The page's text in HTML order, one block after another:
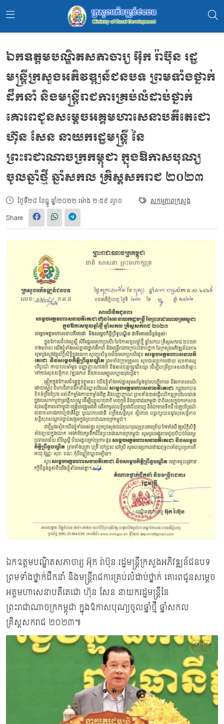
ឯកឧត្ដមបណ្ឌិតសភាចារ្យ អ៊ុក រ៉ាប៊ុន រដ្ឋ
មន្ត្រីក្រសួងអភិវឌ្ឍន៍ជនបទ ព្រមទាំងថ្នាក់
ដឹកនាំ និងមន្រ្ដីរាជការគ្រប់លំដាប់ថ្នាក់
គោរពជូនសម្តេចអគ្គមហាសេនាបតីតេជោ
ហ៊ុន សែន នាយករដ្ឋមន្ត្រី នៃ
ព្រះរាជាណាចក្រកម្ពុជា ក្នុងឱកាសបុណ្យ
ចូលឆ្នាំថ្មី ឆ្នាំសកល គ្រិស្តសករាជ ២០២៣
ថ្ងៃទី២៨ ខែធ្នូ ឆ្នាំ២០២២ ម៉ោង ២:៥៩ ល្ងាច សកម្មភាពក្រសួង
Share
ឯកឧត្ដមបណ្ឌិតសភាចារ្យ អ៊ុក រ៉ាប៊ុន រដ្ឋមន្ត្រីក្រសួងអភិវឌ្ឍន៍ជនបទ
ព្រមទាំងថ្នាក់ដឹកនាំ និងមន្រ្ដីរាជការគ្រប់លំដាប់ថ្នាក់ គោរពជូនសម្តេច
អគ្គមហាសេនាបតីតេជោ ហ៊ុន សែន នាយករដ្ឋមន្ត្រីនៃ
ព្រះរាជាណាចក្រកម្ពុជា ក្នុងឱកាសបុណ្យចូលឆ្នាំថ្មី ឆ្នាំសកល
គ្រិស្តសករាជ ២០២៣៕